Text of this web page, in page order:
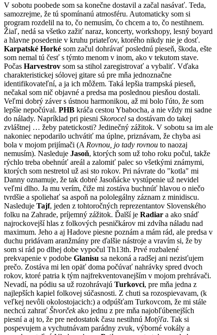
V sobotu poobede som sa konečne dostavil a začal nasávať. Teda,
samozrejme, že tú spomínanú atmosféru. Automaticky som si
program rozdelil na to, čo nemusím, čo chcem a to, čo nestihnem.
Žiaľ, nedá sa všetko zažiť naraz, koncerty, workshopy, lesný boyard
a hlavne posedenie v kruhu priateľov, ktorého nikdy nie je dosť.
Karpatské Horké som začul dohrávať poslednú pieseň, škoda, ešte
som nemal tú česť s týmto menom v inom, ako v tekutom stave.
Počas Harvestrov som sa stihol zaregistrovať a vybaliť. Vďaka
charakteristickej sólovej gitare sú pre mňa jednoznačne
identifikovateľní, a ja ich môžem. Taká lepšia trampská pieseň,
nečakal som nič objavné a predsa ma poslednou piesňou dostali.
Veľmi dobrý záver s ústnou harmonikou, až mi bolo ľúto, že som
lepšie nepočúval. PHB kráča cestou Ybabocha, a nie vždy mi sadne
do nálady. Napríklad pri piesni Skorocel sa dostávam do takej
zvláštnej … žeby patetickosti? Jedinečný zážitok. V sobotu sa im ale
nakoniec nepodarilo uchvátiť ma úplne, priznávam, že chyba asi
bola v mojom prijímači (A Rovnou, jo tady rovnou to naozaj
nemusím). Nasleduje Jasoň, ktorých som už toho roku počul, takže
rýchlo treba obehnúť areál a zalomiť palec so všetkými známymi,
ktorých som nestretol už asi sto rokov. Pri návrate do "kotla" mi
Danny oznamuje, že tak dobré Jasoňácke vystúpenie už nevidel
veľmi dlho. Ja mu verím, čiže mi zostáva buchnúť hlavou o niečo
tvrdšie a spoliehať sa aspoň na pololegálny záznam z minidiscu.
Nasleduje Tajf, jeden z tohtoročných reprezentantov Slovenského
folku na Zahrade, príjemný zážitok. Ďalší je Radiar a ako snáď
najrockovejší hlas z folkových pesničkárov mi zdvíha náladu nad
maximum. Jeho a aj Hadove piesne poznám a mám rád, ale predsa v
duchu pridávam aranžmány pre ďalšie nástroje a vravím si, že by
som si rád po dlhej dobe vypočul Th13th. Prvé rozbalené
prekvapenie v podobe Glanisu sa nekoná a radšej ani nezisťujem
prečo. Zostáva mi len opäť doma počúvať nahrávky spred dvoch
rokov, ktoré patria k tým najfrekventovanejším v mojom prehrávači.
Nevadí, na pódiu sa už rozohrávajú Turkovci, pre mňa jedna z
najlepších kapiel folkovej súčasnosti. Z chuti sa rozospievavam, (k
veľkej nevôli okolostojacich:) a odpúšťam Turkovcom, že mi stále
nechcú zahrať Štvorčekako jednu z pre mňa najobľúbenejších
piesní a aj to, že pre nedostatok času nestihnú Motýľa. Tak si
pospevujem a vychutnávam parádny zvuk, výborné vokály a